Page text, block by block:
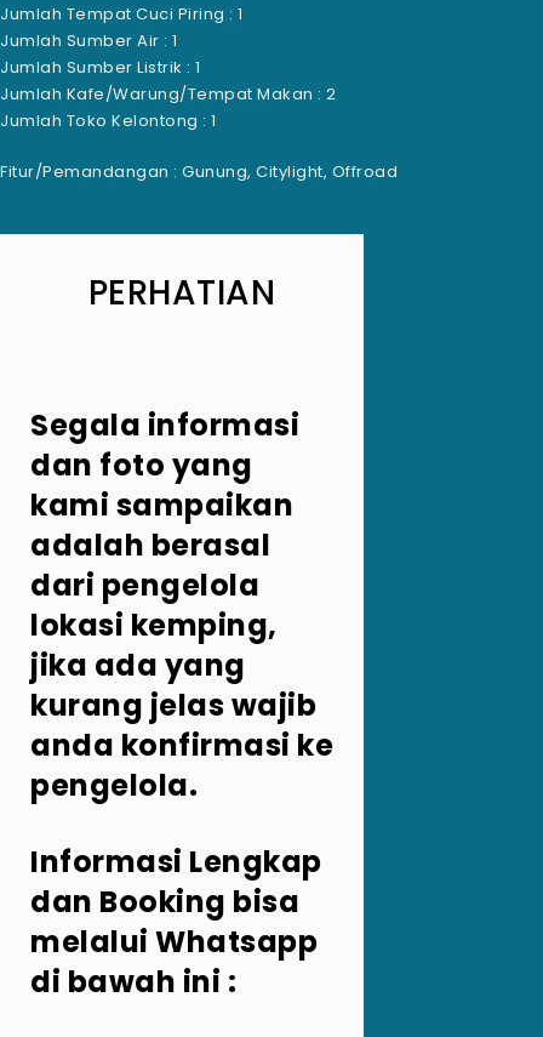
Jumlah Tempat Cuci Piring : 1
Jumlah Sumber Air : 1
Jumlah Sumber Listrik : 1
Jumlah Kafe/Warung/Tempat Makan : 2
Jumlah Toko Kelontong : 1
Fitur/Pemandangan : Gunung, Citylight, Offroad
PERHATIAN
Segala informasi
dan foto yang
kami sampaikan
adalah berasal
dari pengelola
lokasi kemping,
jika ada yang
kurang jelas wajib
anda konfirmasi ke
pengelola.
Informasi Lengkap
dan Booking bisa
melalui Whatsapp
di bawah ini :